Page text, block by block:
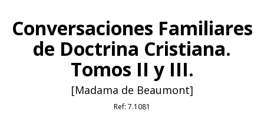
Conversaciones Familiares
de Doctrina Cristiana.
Tomos II y III.
[Madama de Beaumont]
Ref: 7.1081